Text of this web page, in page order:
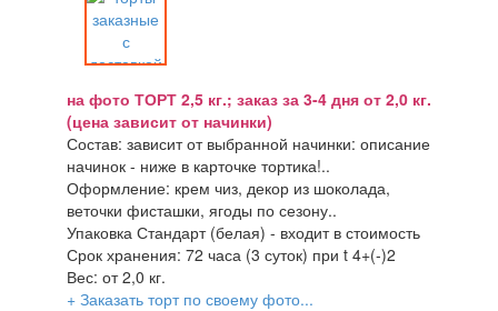
на фото ТОРТ 2,5 кг.; заказ за 3-4 дня от 2,0 кг.
(цена зависит от начинки)
Состав: зависит от выбранной начинки: описание
начинок - ниже в карточке тортика!..
Оформление: крем чиз, декор из шоколада,
веточки фисташки, ягоды по сезону..
Упаковка Стандарт (белая) - входит в стоимость
Срок хранения: 72 часа (3 суток) при t 4+(-)2
Вес: от 2,0 кг.
+ Заказать торт по своему фото...